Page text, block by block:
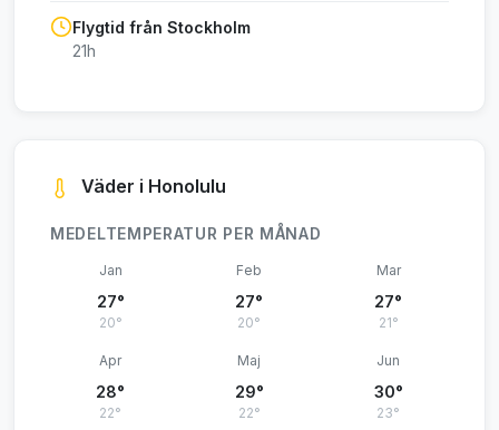
Flygtid från Stockholm
21h
Väder i Honolulu
MEDELTEMPERATUR PER MÅNAD
Jan
27°
20°
Feb
27°
20°
Mar
27°
21°
Apr
28°
22°
Maj
29°
22°
Jun
30°
23°